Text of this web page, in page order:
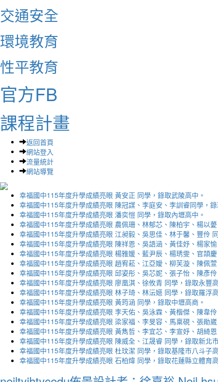
交通安全
環境教育
性平教育
官方FB
課程計畫
返回首頁
網站登入
流量統計
網站導覽
幸福國中115年度升學成績亮眼 黃安正 同學，錄取武陵高中。
幸福國中115年度升學成績亮眼 陳冠謀、李庭安、李訓睿同學，
幸福國中115年度升學成績亮眼 潘奕愷 同學，錄取內壢高中。
幸福國中115年度升學成績亮眼 農佩珊、林郁芯、陳柏宇、楊以
幸福國中115年度升學成績亮眼 江昶毅、吳思佳、林于馨、豐伶
幸福國中115年度升學成績亮眼 陳祥恩、吳語涵、黃佳妤、楊家
幸福國中115年度升學成績亮眼 楊雅媛、藍尹辰、楊琇雯、官頡
幸福國中115年度升學成績亮眼 趙宥菘、江亞嬡、柳芙漩、陳佩
幸福國中115年度升學成績亮眼 邱姿彤、吳芯妮、張子怡、陳彥
幸福國中115年度升學成績亮眼 廖凰淇、徐攸青 同學，錄取永豐
幸福國中115年度升學成績亮眼 林子琦、林沄嬨 同學，錄取羅浮
幸福國中115年度升學成績亮眼 黃筠涵 同學，錄取中壢高商。
幸福國中115年度升學成績亮眼 李天佑、吳泳霖、黃楷傑、陳韋
幸福國中115年度升學成績亮眼 梁家福、李旻容、馬稟硯、張勛
幸福國中115年度升學成績亮眼 黃雋哲、李宜芯、李宣妤、胡綺
幸福國中115年度升學成績亮眼 陳威全、江晟睿 同學，錄取新北
幸福國中115年度升學成績亮眼 杜玟潔 同學，錄取基隆市八斗子
幸福國中115年度升學成績亮眼 石柏煒 同學，錄取花蓮縣立體育